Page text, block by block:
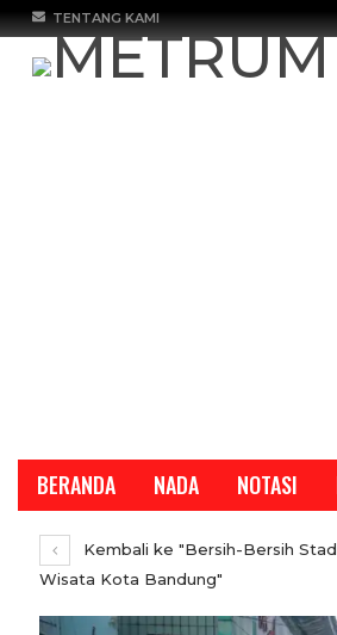
TENTANG KAMI
BERANDA NADA NOTASI
Kembali ke "Bersih-Bersih
Wisata Kota Bandung"